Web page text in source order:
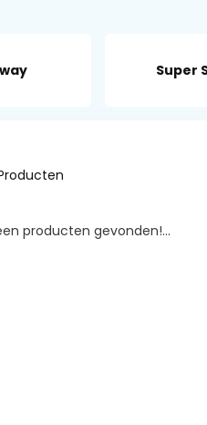
Super
producten gevonden!...